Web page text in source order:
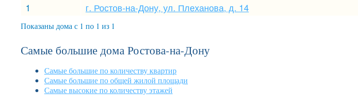
1
г. Ростов-на-Дону, ул. Плеханова, д. 14
Показаны дома с 1 по 1 из 1
Самые большие дома Ростова-на-Дону
Самые большие по количеству квартир
Самые большие по общей жилой площади
Самые высокие по количеству этажей